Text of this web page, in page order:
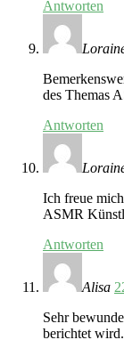
Antworten
des Themas
Antworten
Ich freue
ASMR
Antworten
Alisa
Sehr
berichtet wird.